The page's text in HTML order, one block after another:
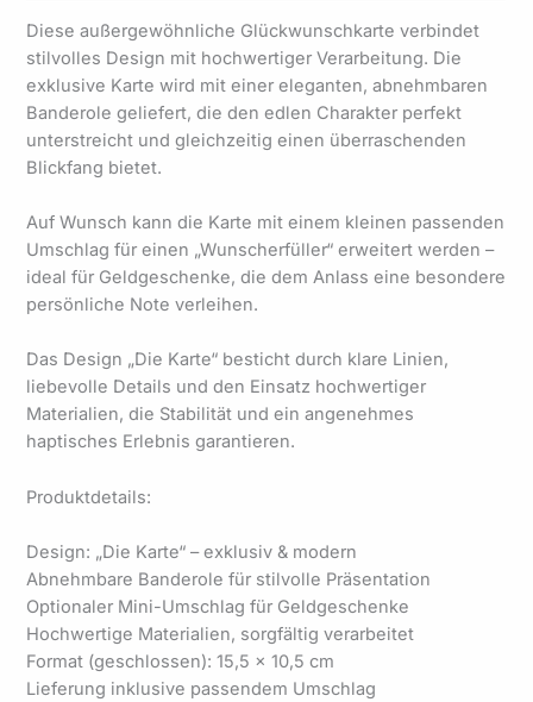
Diese außergewöhnliche Glückwunschkarte verbindet
stilvolles Design mit hochwertiger Verarbeitung. Die
exklusive Karte wird mit einer eleganten, abnehmbaren
Banderole geliefert, die den edlen Charakter perfekt
unterstreicht und gleichzeitig einen überraschenden
Blickfang bietet.
Auf Wunsch kann die Karte mit einem kleinen passenden
Umschlag für einen „Wunscherfüller“ erweitert werden –
ideal für Geldgeschenke, die dem Anlass eine besondere
persönliche Note verleihen.
Das Design „Die Karte“ besticht durch klare Linien,
liebevolle Details und den Einsatz hochwertiger
Materialien, die Stabilität und ein angenehmes
haptisches Erlebnis garantieren.
Produktdetails:
Design: „Die Karte“ – exklusiv & modern
Abnehmbare Banderole für stilvolle Präsentation
Optionaler Mini-Umschlag für Geldgeschenke
Hochwertige Materialien, sorgfältig verarbeitet
Format (geschlossen): 15,5 × 10,5 cm
Lieferung inklusive passendem Umschlag